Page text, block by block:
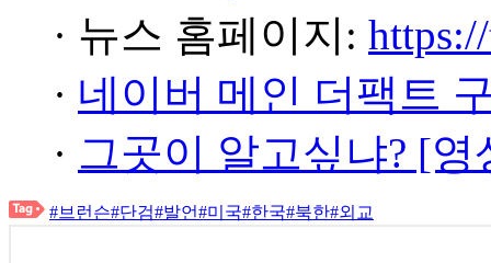
· 뉴스 홈페이지:
· 네이버 메인 더팩트
· 그곳이 알고싶냐? [
#브런슨#단검#발언#미국#한국#북한#외교